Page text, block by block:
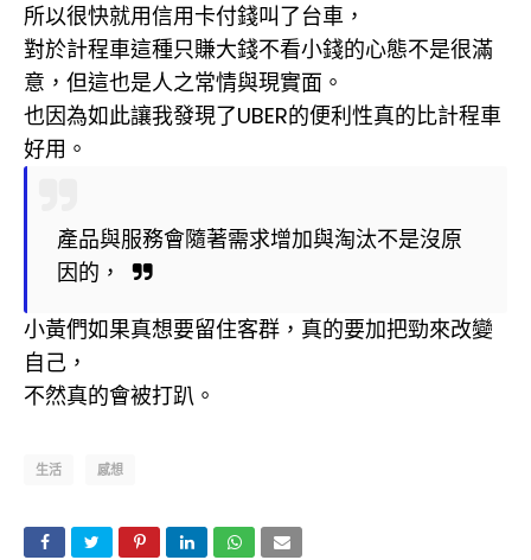
所以很快就用信用卡付錢叫了台車，
對於計程車這種只賺大錢不看小錢的心態不是很滿
意，但這也是人之常情與現實面。
也因為如此讓我發現了UBER的便利性真的比計程車
好用。
產品與服務會隨著需求增加與淘汰不是沒原
因的，
小黃們如果真想要留住客群，真的要加把勁來改變
自己，
不然真的會被打趴。
生活 感想